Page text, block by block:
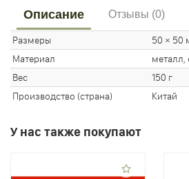
Описание Отзывы (0)
Размеры
50 × 50
Материал
металл,
Вес
150 г
Производство (страна)
Китай
У нас также покупают